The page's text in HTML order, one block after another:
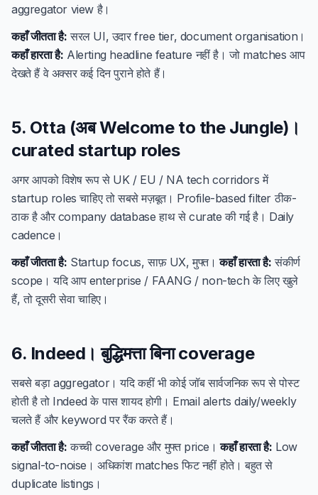
aggregator view है।
कहाँ जीतता है: सरल UI, उदार free tier, document organisation।
कहाँ हारता है: Alerting headline feature नहीं है। जो matches आप
देखते हैं वे अक्सर कई दिन पुराने होते हैं।
5. Otta (अब Welcome to the Jungle)।
curated startup roles
अगर आपको विशेष रूप से UK / EU / NA tech corridors में
startup roles चाहिए तो सबसे मज़बूत। Profile-based filter ठीक-
ठाक है और company database हाथ से curate की गई है। Daily
cadence।
कहाँ जीतता है: Startup focus, साफ़ UX, मुफ्त।कहाँ हारता है: संकीर्ण
scope। यदि आप enterprise / FAANG / non-tech के लिए खुले
हैं, तो दूसरी सेवा चाहिए।
6. Indeed। बुद्धिमत्ता बिना coverage
सबसे बड़ा aggregator। यदि कहीं भी कोई जॉब सार्वजनिक रूप से पोस्ट
होती है तो Indeed के पास शायद होगी। Email alerts daily/weekly
चलते हैं और keyword पर रैंक करते हैं।
कहाँ जीतता है: कच्ची coverage और मुफ्त price।कहाँ हारता है: Low
signal-to-noise। अधिकांश matches फिट नहीं होते। बहुत से
duplicate listings।